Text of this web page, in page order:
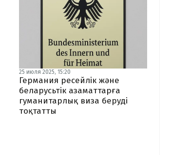
25 июля 2025, 15:20
Германия ресейлік және
беларусьтік азаматтарға
гуманитарлық виза беруді
тоқтатты